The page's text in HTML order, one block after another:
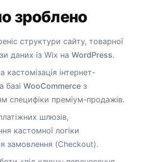
зроблено
структури сайту, товарної
даних із Wix на WordPress.
кастомізація інтернет-
базі WooCommerce з
специфіки преміум-продажів.
шлюзів,
кастомної логіки
замовлення (Checkout).